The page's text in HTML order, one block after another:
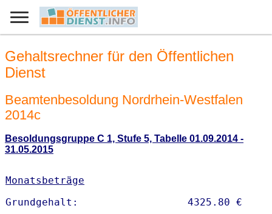
Gehaltsrechner für den Öffentlichen
Dienst
Beamtenbesoldung Nordrhein-Westfalen
2014c
Besoldungsgruppe C 1, Stufe 5, Tabelle 01.09.2014 -
31.05.2015
Monatsbeträge